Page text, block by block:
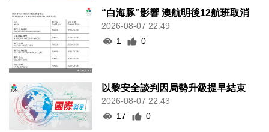
“白海豚”影響 澳航明後12航班取消
2026-08-07 22:49
1
0
以黎安全談判因局勢升級提早結束
2026-08-07 22:43
17
0